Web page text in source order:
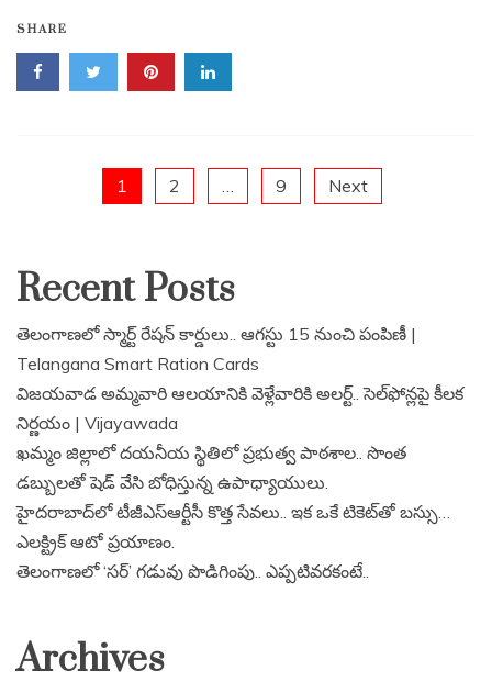
ఇంజనీర్
మృతి
మిస్టరీ..
ఘటనపై
దర్యాప్తు
SHARE
Posts 1 2 … 9 Next
Recent Posts
తెలంగాణలో స్మార్ట్ రేషన్ కార్డులు.. ఆగస్టు 15 నుంచి పంపిణీ |
Telangana Smart Ration Cards
విజయవాడ అమ్మవారి ఆలయానికి వెళ్లేవారికి అలర్ట్.. సెల్‌ఫోన్లపై కీలక
నిర్ణయం | Vijayawada
ఖమ్మం జిల్లాలో దయనీయ స్థితిలో ప్రభుత్వ పాఠశాల.. సొంత
డబ్బులతో షెడ్ వేసి బోధిస్తున్న ఉపాధ్యాయులు.
హైదరాబాద్‌లో టీజీఎస్‌ఆర్టీసీ కొత్త సేవలు.. ఇక ఒకే టికెట్‌తో బస్సు…
ఎలక్ట్రిక్ ఆటో ప్రయాణం.
తెలంగాణలో ‘సర్’ గడువు పొడిగింపు.. ఎప్పటివరకంటే..
Archives